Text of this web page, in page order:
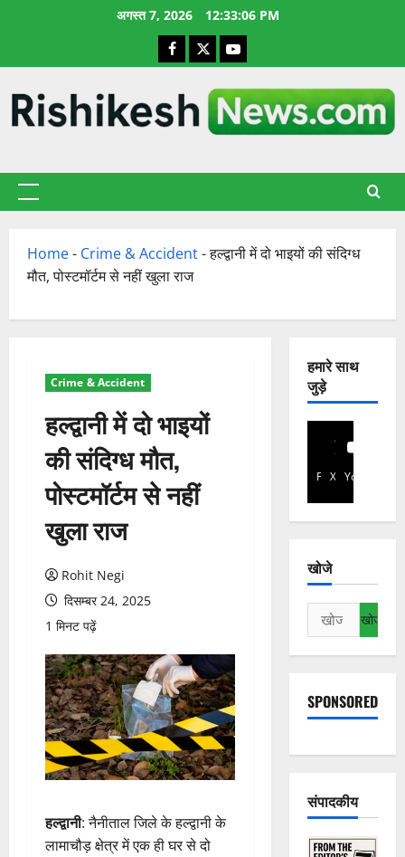
अगस्त 7, 2026 12:33:06 PM
Facebook
X YouTube
प्राथमिक
Home- Crime & Accident-हल्द्वानी में दो भाइयों की संदिग्ध
मौत, पोस्टमॉर्टम से नहीं खुला राज
Crime & Accident
हल्द्वानी में दो भाइयों
की संदिग्ध मौत,
पोस्टमॉर्टम से नहीं
खुला राज
Rohit Negi
दिसम्बर 24, 2025
1 मिनट पढ़ें
हल्द्वानी: नैनीताल जिले के हल्द्वानी के
लामाचौड़ क्षेत्र में एक ही घर से दो
हमारे साथ
जुड़े
Facebook
X YouTube
खोजे
निम्न
को
खोजें:
SPONSORED
संपादकीय